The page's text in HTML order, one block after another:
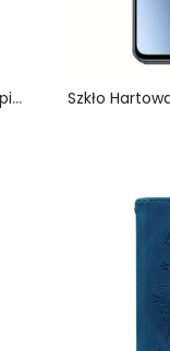
Etui Folio Realme Note 60x Etui Zapinane Na Zamek Etui Ochronne